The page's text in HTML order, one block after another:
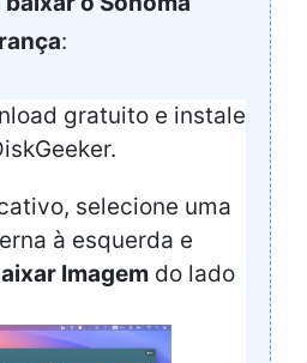
:
gratuito e instale
selecione uma
à esquerda e
Imagem do lado